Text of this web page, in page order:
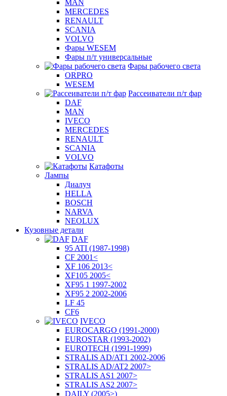
MAN
MERCEDES
RENAULT
SCANIA
VOLVO
Фары WESEM
Фары п/т универсальные
Фары рабочего света
ORPRO
WESEM
Рассеиватели п/т фар
DAF
MAN
IVECO
MERCEDES
RENAULT
SCANIA
VOLVO
Катафоты
Лампы
Диалуч
HELLA
BOSCH
NARVA
NEOLUX
Кузовные детали
DAF
95 ATI (1987-1998)
CF 2001<
XF 106 2013<
XF105 2005<
XF95 1 1997-2002
XF95 2 2002-2006
LF 45
CF6
IVECO
EUROCARGO (1991-2000)
EUROSTAR (1993-2002)
EUROTECH (1991-1999)
STRALIS AD/AT1 2002-2006
STRALIS AD/AT2 2007>
STRALIS AS1 2007>
STRALIS AS2 2007>
DAILY (2005>)